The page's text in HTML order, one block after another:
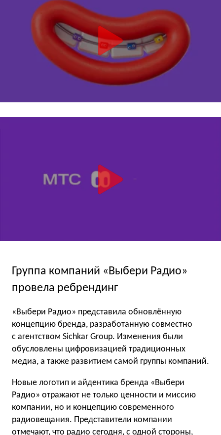
Группа компаний «Выбери Радио»
провела ребрендинг
«Выбери Радио» представила обновлённую
концепцию бренда, разработанную совместно
с агентством Sichkar Group. Изменения были
обусловлены цифровизацией традиционных
медиа, а также развитием самой группы компаний.
Новые логотип и айдентика бренда «Выбери
Радио» отражают не только ценности и миссию
компании, но и концепцию современного
радиовещания. Представители компании
отмечают, что радио сегодня, с одной стороны,